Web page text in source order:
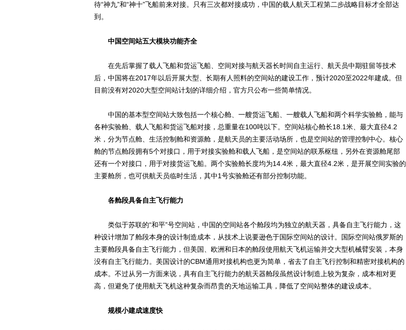
待“神九”和“神十”飞船前来对接。只有三次都对接成功，中国的载人航天工程第二步战略目标才全部达
到。
中国空间站五大模块功能齐全
在先后掌握了载人飞船和货运飞船、空间对接与航天器长时间自主运行、航天员中期驻留等技术
后，中国将在2017年以后开展大型、长期有人照料的空间站的建设工作，预计2020至2022年建成。但
目前没有对2020大型空间站计划的详细介绍，官方只公布一些简单情况。
中国的基本型空间站大致包括一个核心舱、一艘货运飞船、一艘载人飞船和两个科学实验舱，能与
各种实验舱、载人飞船和货运飞船对接，总重量在100吨以下。空间站核心舱长18.1米、最大直径4.2
米，分为节点舱、生活控制舱和资源舱，是航天员的主要活动场所，也是空间站的管理控制中心。核心
舱的节点舱段拥有5个对接口，用于对接实验舱和载人飞船，是空间站的联系枢纽，另外在资源舱尾部
还有一个对接口，用于对接货运飞船。两个实验舱长度均为14.4米，最大直径4.2米，是开展空间实验的
主要舱所，也可供航天员临时生活，其中1号实验舱还有部分控制功能。
各舱段具备自主飞行能力
类似于苏联的“和平”号空间站，中国的空间站各个舱段均为独立的航天器，具备自主飞行能力，这
种设计增加了舱段本身的设计制造成本，从技术上说要逊色于国际空间站的设计。国际空间站俄罗斯的
主要舱段具备自主飞行能力，但美国、欧洲和日本的舱段使用航天飞机运输并交大型机械臂安装，本身
没有自主飞行能力。美国设计的CBM通用对接机构也更为简单，省去了自主飞行控制和精密对接机构的
成本。不过从另一方面来说，具有自主飞行能力的航天器舱段虽然设计制造上较为复杂，成本相对更
高，但避免了使用航天飞机这种复杂而昂贵的天地运输工具，降低了空间站整体的建设成本。
规模小建成速度快